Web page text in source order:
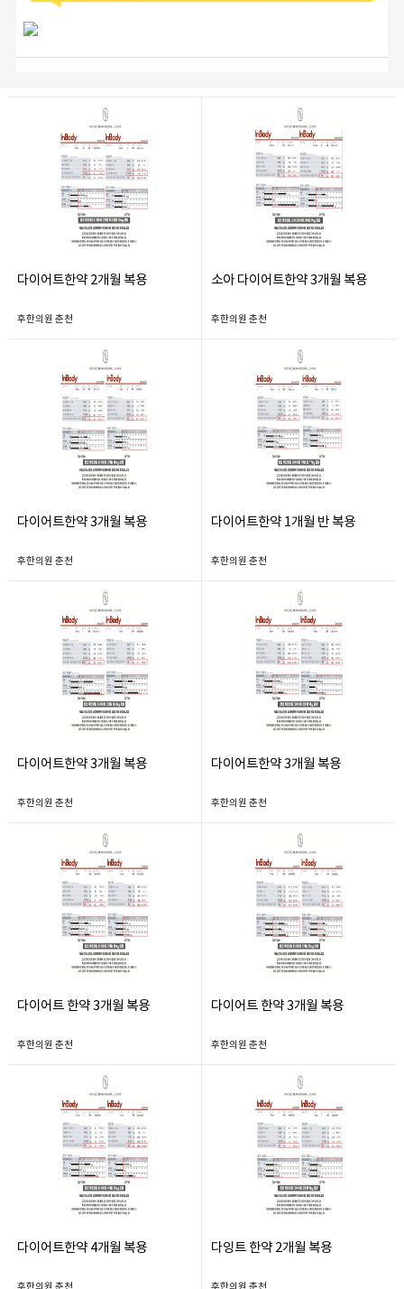
다이어트한약 2개월 복용
후한의원 춘천
소아 다이어트한약 3개월 복용
후한의원 춘천
다이어트한약 3개월 복용
후한의원 춘천
다이어트한약 1개월 반 복용
후한의원 춘천
다이어트한약 3개월 복용
후한의원 춘천
다이어트한약 3개월 복용
후한의원 춘천
다이어트 한약 3개월 복용
후한의원 춘천
다이어트 한약 3개월 복용
후한의원 춘천
다이어트한약 4개월 복용 다잉트 한약 2개월 복용